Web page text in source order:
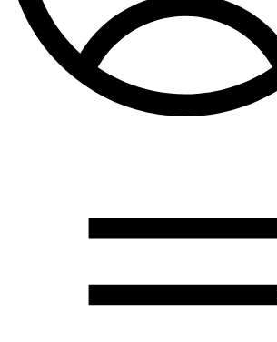
Душевые кабины
Душевые перегородки
Развернуть
Задвижки и комплектующие
Канализационная труба и фитинги